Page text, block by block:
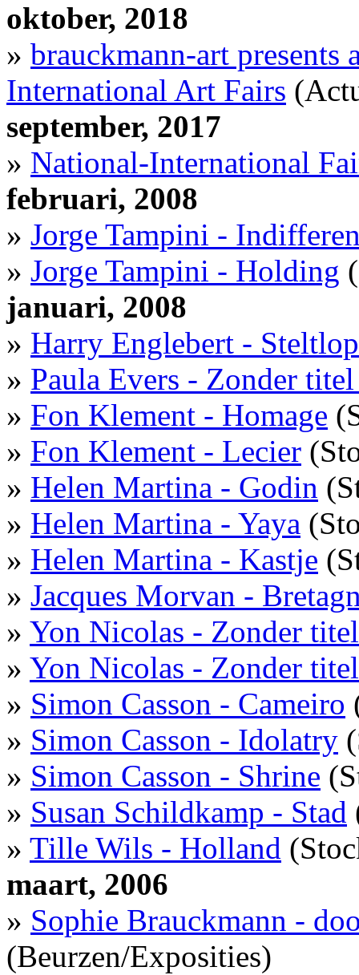
oktober, 2018
» brauckmann-art presents
International Art Fairs
september, 2017
» National-International
februari, 2008
» Jorge Tampini -
» Jorge Tampini - Holding
januari, 2008
» Harry Englebert -
» Paula Evers - Zonder
» Fon Klement - Homage
» Fon Klement - Lecier
» Helen Martina - Godin
» Helen Martina - Yaya
» Helen Martina - Kastje
» Jacques Morvan -
» Yon Nicolas - Zonder
» Yon Nicolas - Zonder
» Simon Casson - Cameiro
» Simon Casson - Idolatry
» Simon Casson - Shrine
» Susan Schildkamp - Stad
» Tille Wils - Holland
maart, 2006
» Sophie Brauckmann -
(Beurzen/Exposities)